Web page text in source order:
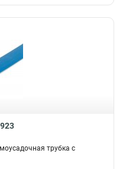
трубка с